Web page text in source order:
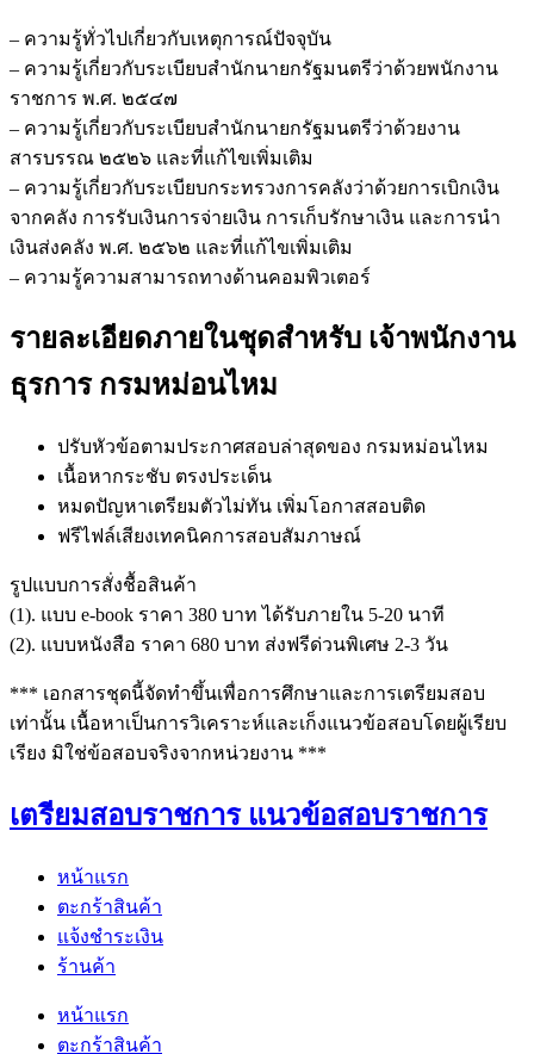
ไหม
ชิ้น
– ความรู้ทั่วไปเกี่ยวกับเหตุการณ์ปัจจุบัน
– ความรู้เกี่ยวกับระเบียบสำนักนายกรัฐมนตรีว่าด้วยพนักงาน
ราชการ พ.ศ. ๒๕๔๗
– ความรู้เกี่ยวกับระเบียบสำนักนายกรัฐมนตรีว่าด้วยงาน
สารบรรณ ๒๕๒๖ และที่แก้ไขเพิ่มเติม
– ความรู้เกี่ยวกับระเบียบกระทรวงการคลังว่าด้วยการเบิกเงิน
จากคลัง การรับเงินการจ่ายเงิน การเก็บรักษาเงิน และการนำ
เงินส่งคลัง พ.ศ. ๒๕๖๒ และที่แก้ไขเพิ่มเติม
– ความรู้ความสามารถทางด้านคอมพิวเตอร์
รายละเอียดภายในชุดสำหรับ เจ้าพนักงาน
ธุรการ กรมหม่อนไหม
ปรับหัวข้อตามประกาศสอบล่าสุดของ กรมหม่อนไหม
เนื้อหากระชับ ตรงประเด็น
หมดปัญหาเตรียมตัวไม่ทัน เพิ่มโอกาสสอบติด
ฟรีไฟล์เสียงเทคนิคการสอบสัมภาษณ์
รูปแบบการสั่งชื้อสินค้า
(1). แบบ e-book ราคา 380 บาท ได้รับภายใน 5-20 นาที
(2). แบบหนังสือ ราคา 680 บาท ส่งฟรีด่วนพิเศษ 2-3 วัน
*** เอกสารชุดนี้จัดทำขึ้นเพื่อการศึกษาและการเตรียมสอบ
เท่านั้น เนื้อหาเป็นการวิเคราะห์และเก็งแนวข้อสอบโดยผู้เรียบ
เรียง มิใช่ข้อสอบจริงจากหน่วยงาน ***
เตรียมสอบราชการ แนวข้อสอบราชการ
หน้าแรก
ตะกร้าสินค้า
แจ้งชำระเงิน
ร้านค้า
หน้าแรก
ตะกร้าสินค้า